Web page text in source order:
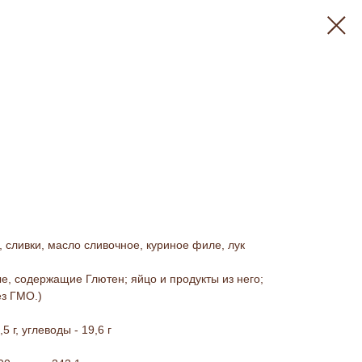
масло сливочное, куриное филе, лук
содержащие Глютен; яйцо и продукты из него;
ГМО.)
г, углеводы - 19,6 г